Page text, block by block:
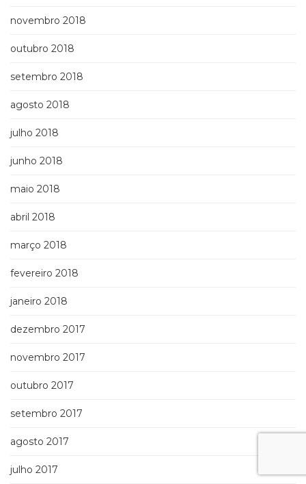
novembro 2018
outubro 2018
setembro 2018
agosto 2018
julho 2018
junho 2018
maio 2018
abril 2018
março 2018
fevereiro 2018
janeiro 2018
dezembro 2017
novembro 2017
outubro 2017
setembro 2017
agosto 2017
julho 2017